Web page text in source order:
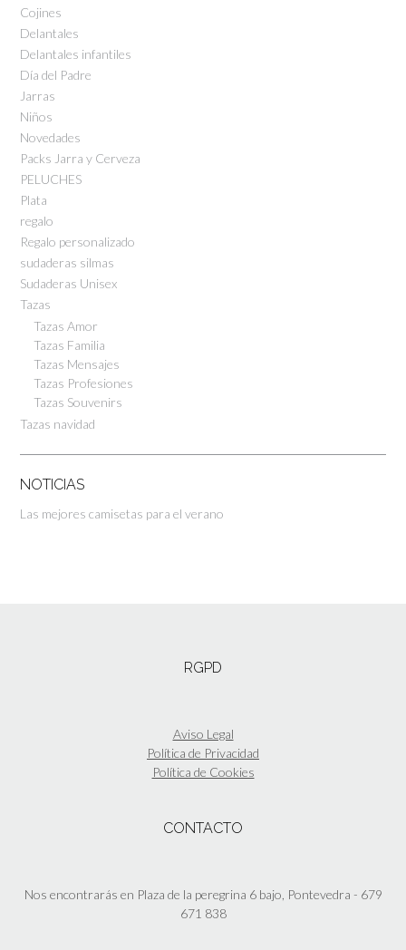
Cojines
Delantales
Delantales infantiles
Día del Padre
Jarras
Niños
Novedades
Packs Jarra y Cerveza
PELUCHES
Plata
regalo
Regalo personalizado
sudaderas silmas
Sudaderas Unisex
Tazas
Tazas Amor
Tazas Familia
Tazas Mensajes
Tazas Profesiones
Tazas Souvenirs
Tazas navidad
NOTICIAS
Las mejores camisetas para el verano
RGPD
Aviso Legal
Política de Privacidad
Política de Cookies
CONTACTO
Nos encontrarás en Plaza de la peregrina 6 bajo, Pontevedra - 679
671 838